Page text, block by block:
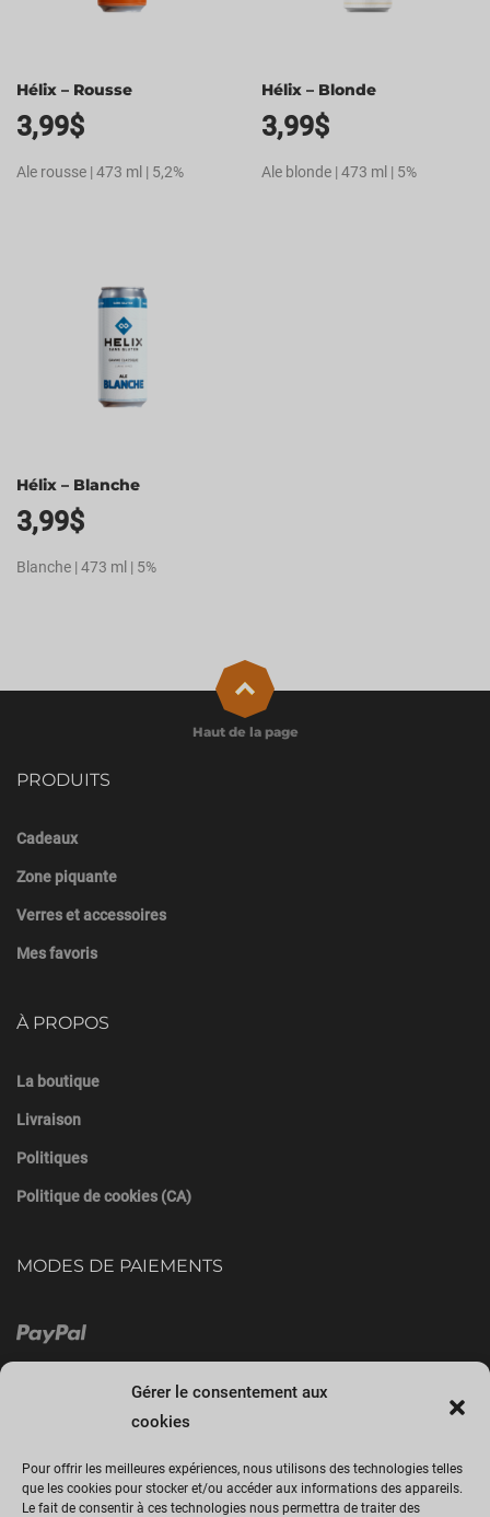
Gérer le consentement aux
cookies
Pour offrir les meilleures expériences, nous utilisons des technologies telles
que les cookies pour stocker et/ou accéder aux informations des appareils.
Le fait de consentir à ces technologies nous permettra de traiter des
Hélix – Rousse
3,99$
Ale rousse | 473 ml | 5,2%
Hélix – Blonde
3,99$
Ale blonde | 473 ml | 5%
Hélix – Blanche
3,99$
Blanche | 473 ml | 5%
PRODUITS
Cadeaux
Zone piquante
Verres et accessoires
Mes favoris
À PROPOS
La boutique
Livraison
Politiques
Politique de cookies (CA)
MODES DE PAIEMENTS
Haut de la page